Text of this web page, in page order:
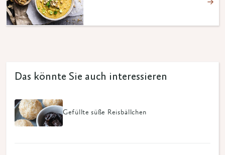
Das könnte Sie auch interessieren
Gefüllte süße Reisbällchen